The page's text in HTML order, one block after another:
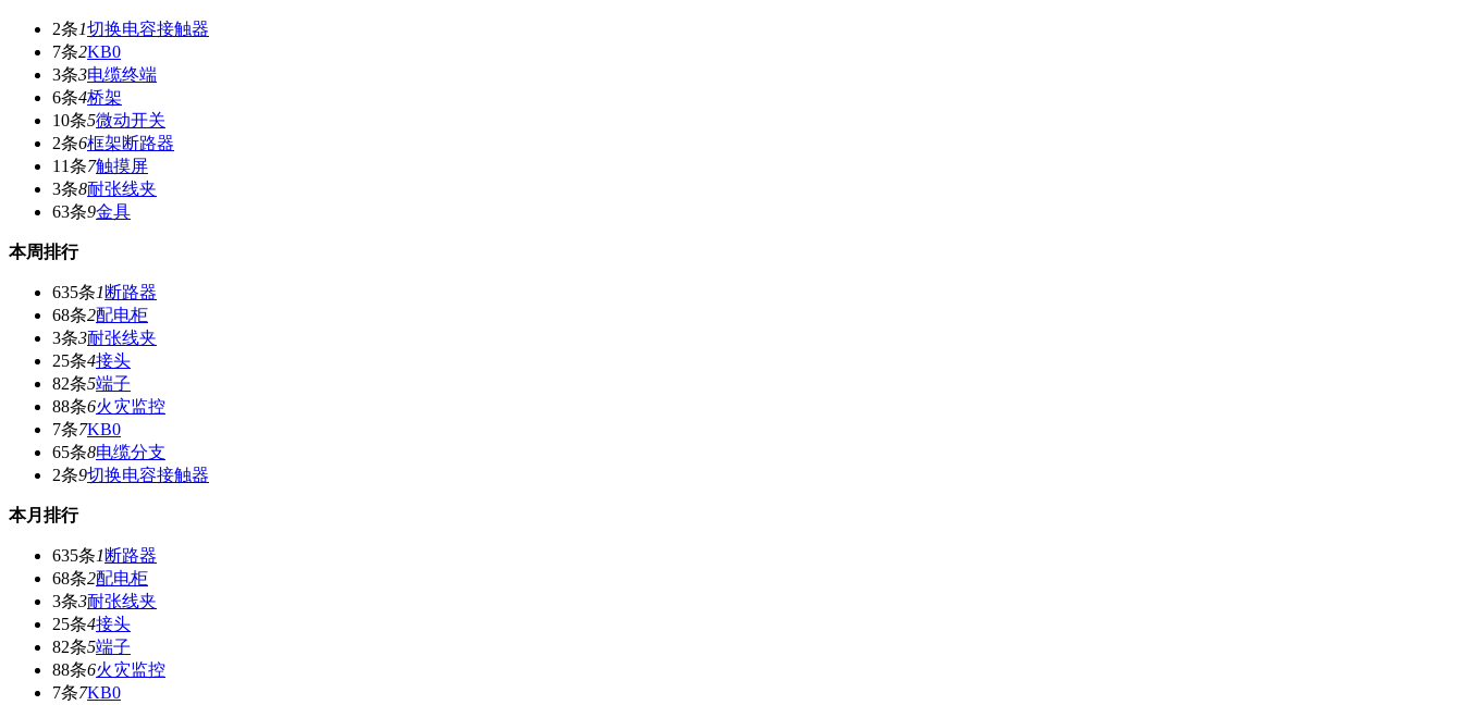
2条1切换电容接触器
7条2KB0
3条3电缆终端
6条4桥架
10条5微动开关
2条6框架断路器
11条7触摸屏
3条8耐张线夹
63条9金具
本周排行
635条1 断路器
68条2配电柜
3条3耐张线夹
25条4接头
82条5端子
88条6火灾监控
7条7KB0
65条8电缆分支
2条9切换电容接触器
本月排行
635条1 断路器
68条2配电柜
3条3耐张线夹
25条4接头
82条5端子
88条6火灾监控
7条7KB0